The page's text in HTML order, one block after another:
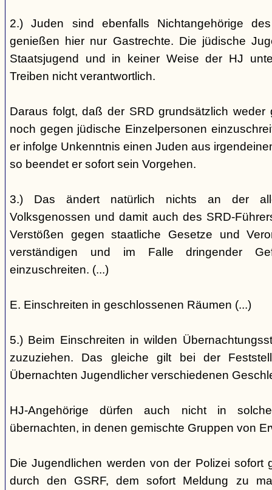
2.) Juden sind ebenfalls Nichtangehörige
genießen hier nur Gastrechte. Die jüdische
Staatsjugend und in keiner Weise der HJ
Treiben nicht verantwortlich.
Daraus folgt, daß der SRD grundsätzlich weder
noch gegen jüdische Einzelpersonen
er infolge Unkenntnis einen Juden aus
so beendet er sofort sein Vorgehen.
3.) Das ändert natürlich nichts an der
Volksgenossen und damit auch des SRD-
Verstößen gegen staatliche Gesetze und
verständigen und im Falle dringender
einzuschreiten. (...)
E. Einschreiten in geschlossenen Räumen (...)
5.) Beim Einschreiten in wilden
zuzuziehen. Das gleiche gilt bei der
Übernachten Jugendlicher verschiedenen
HJ-Angehörige dürfen auch nicht in
übernachten, in denen gemischte Gruppen von
Die Jugendlichen werden von der Polizei sofort
durch den GSRF, dem sofort Meldung zu